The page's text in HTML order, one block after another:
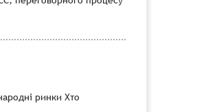
ринки Хто